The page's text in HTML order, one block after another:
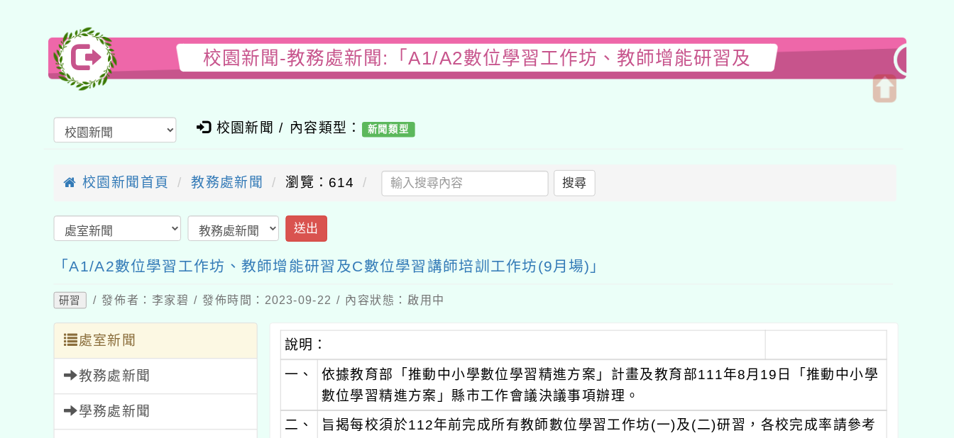
校園新聞-教務處新聞:「A1/A2數位學習工作坊、教師增能研習及
校園新聞 / 內容類型： 新聞類型
校園新聞首頁 教務處新聞 瀏覽：614 搜尋
送出
「A1/A2數位學習工作坊、教師增能研習及C數位學習講師培訓工作坊(9月場)」
研習 / 發佈者：李家碧 / 發佈時間：2023-09-22 / 內容狀態：啟用中
處室新聞
教務處新聞
學務處新聞
說明：
一、
依據教育部「推動中小學數位學習精進方案」計畫及教育部111年8月19日「推動中小學
數位學習精進方案」縣市工作會議決議事項辦理。
二、 旨揭每校須於112年前完成所有教師數位學習工作坊(一)及(二)研習，各校完成率請參考